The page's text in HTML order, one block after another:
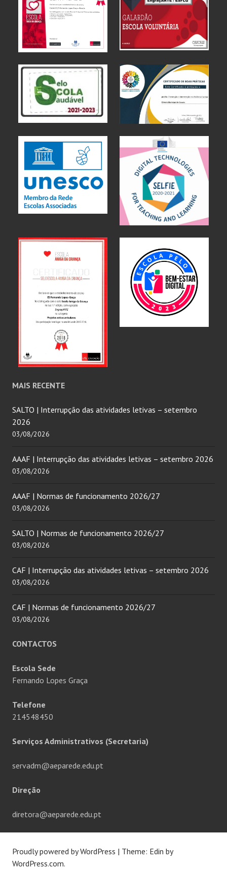
MAIS RECENTE
SALTO | Interrupção das atividades letivas – setembro
2026
03/08/2026
AAAF | Interrupção das atividades letivas – setembro 2026
03/08/2026
AAAF | Normas de funcionamento 2026/27
03/08/2026
SALTO | Normas de funcionamento 2026/27
03/08/2026
CAF | Interrupção das atividades letivas – setembro 2026
03/08/2026
CAF | Normas de funcionamento 2026/27
03/08/2026
CONTACTOS
Escola Sede
Fernando Lopes Graça
Telefone
214548450
Serviços Administrativos (Secretaria)
servadm@aeparede.edu.pt
Direção
diretora@aeparede.edu.pt
Proudly powered by WordPress | Theme: Edin by
WordPress.com.